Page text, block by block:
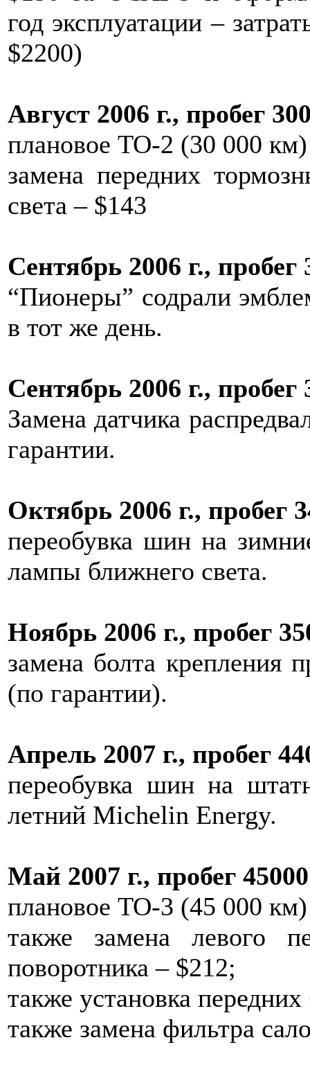
год эксплуатации –
$2200)
Август 2006 г., пробег
плановое TO-2 (30 000
замена передних
света – $143
Сентябрь 2006 г.,
“Пионеры” содрали
в тот же день.
Сентябрь 2006 г.,
Замена датчика
гарантии.
Октябрь 2006 г., пробег
переобувка шин на
лампы ближнего света.
Ноябрь 2006 г., пробег
замена болта крепления
(по гарантии).
Апрель 2007 г., пробег
переобувка шин на
летний Michelin Energy.
Май 2007 г., пробег
плановое TO-3 (45 000
также замена левого
поворотника – $212;
также установка
также замена фильтра